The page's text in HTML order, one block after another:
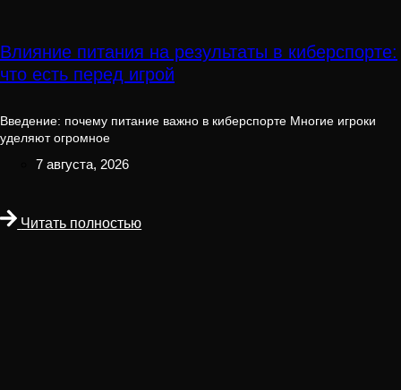
Влияние питания на результаты в киберспорте:
что есть перед игрой
Введение: почему питание важно в киберспорте Многие игроки
уделяют огромное
7 августа, 2026
Читать полностью